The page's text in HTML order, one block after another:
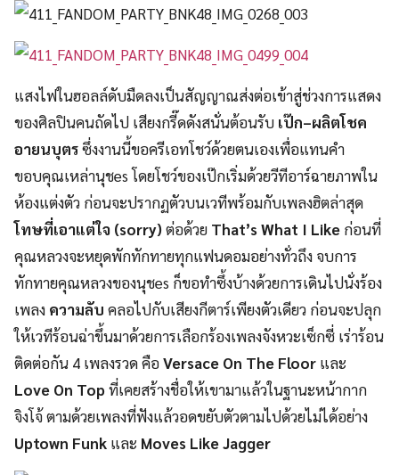
แสงไฟในฮอลล์ดับมืดลงเป็นสัญญาณส่งต่อเข้าสู่ช่วงการแสดง
ของศิลปินคนถัดไป เสียงกรี๊ดดังสนั่นต้อนรับ เป๊ก–ผลิตโชค
อายนบุตรซึ่งงานนี้ขอครีเอทโชว์ด้วยตนเองเพื่อแทนคำ
ขอบคุณเหล่านุชesโดยโชว์ของเป๊กเริ่มด้วยวีทีอาร์ฉายภาพใน
ห้องแต่งตัว ก่อนจะปรากฏตัวบนเวทีพร้อมกับเพลงฮิตล่าสุด
โทษที่เอาแต่ใจ (sorry)ต่อด้วย That’s What I Like ก่อนที่
คุณหลวงจะหยุดพักทักทายทุกแฟนดอมอย่างทั่วถึง จบการ
ทักทายคุณหลวงของนุชes ก็ขอทำซึ้งบ้างด้วยการเดินไปนั่งร้อง
เพลง ความลับ คลอไปกับเสียงกีตาร์เพียงตัวเดียว ก่อนจะปลุก
ให้เวทีร้อนฉ่าขึ้นมาด้วยการเลือกร้องเพลงจังหวะเซ็กซี่ เร่าร้อน
ติดต่อกัน 4 เพลงรวด คือVersace On The Floor และ
Love On Topที่เคยสร้างชื่อให้เขามาแล้วในฐานะหน้ากาก
จิงโจ้ ตามด้วยเพลงที่ฟังแล้วอดขยับตัวตามไปด้วยไม่ได้อย่าง
Uptown Funk และ Moves Like Jagger